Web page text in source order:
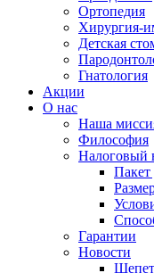
Ортопедия
Хирургия-
Детская
Гнатология
Акции
О нас
Наша
Философия
Налоговый
Пакет
Гарантии
Новости